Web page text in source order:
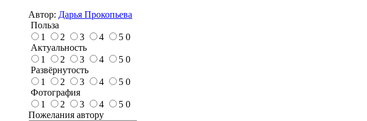
Автор: Дарья Прокопьева
Польза
1
2 3 4 5 0
Актуальность
1
2 3 4 5 0
Развёрнутость
1
2 3 4 5 0
Фотография
1
2 3 4 5 0
Пожелания автору